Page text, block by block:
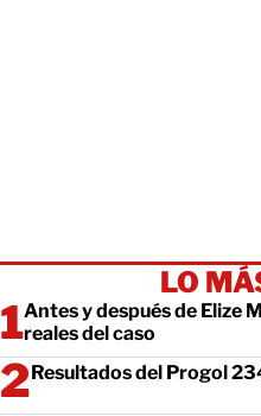
LO
Antes y después de Elize
reales del caso
Resultados del Progol